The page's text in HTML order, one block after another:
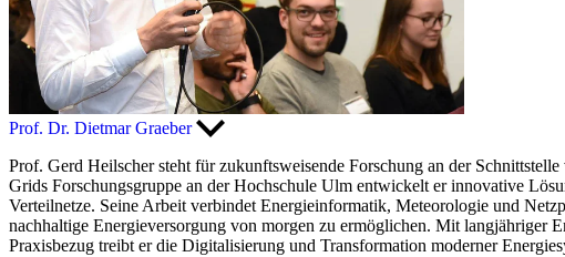
Prof. Dr. Dietmar Graeber
Prof. Gerd Heilscher steht für zukunftsweisende Forschung an der
Grids Forschungsgruppe an der Hochschule Ulm entwickelt er innovative
Verteilnetze. Seine Arbeit verbindet Energieinformatik, Meteorologie und
nachhaltige Energieversorgung von morgen zu ermöglichen. Mit langjähriger
Praxisbezug treibt er die Digitalisierung und Transformation moderner